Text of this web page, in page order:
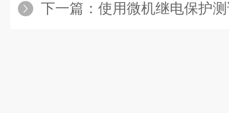
下一篇： 使用微机继电保护测试仪做试验时一